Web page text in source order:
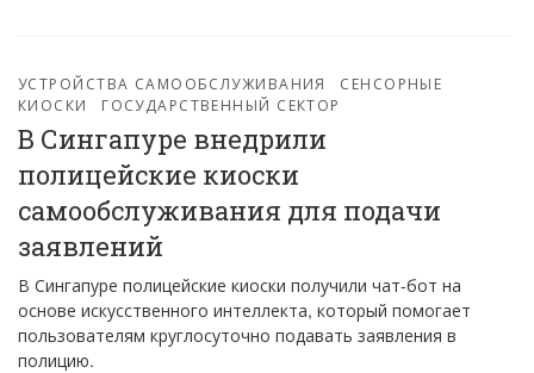
УСТРОЙСТВА САМООБСЛУЖИВАНИЯ
СЕНСОРНЫЕ
КИОСКИ
ГОСУДАРСТВЕННЫЙ СЕКТОР
В Сингапуре внедрили
полицейские киоски
самообслуживания для подачи
заявлений
В Сингапуре полицейские киоски получили чат-бот на
основе искусственного интеллекта, который помогает
пользователям круглосуточно подавать заявления в
полицию.